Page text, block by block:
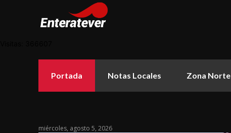
Portada Notas Locales Zona Norte
miércoles, agosto 5, 2026